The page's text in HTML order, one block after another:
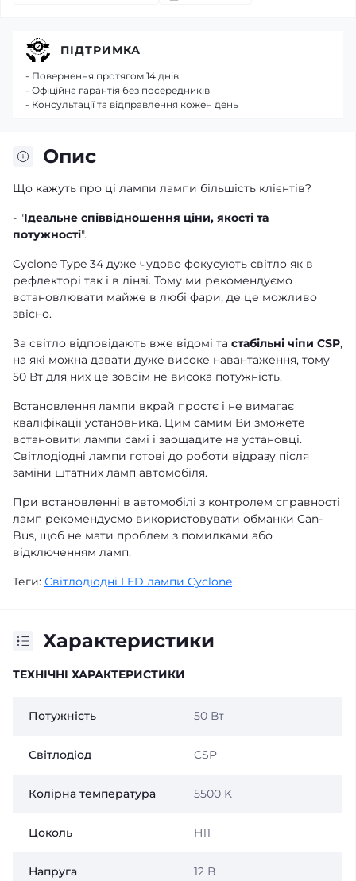
Опис
Що кажуть про ці лампи лампи більшість клієнтів?
- "Ідеальне співвідношення ціни, якості та
потужності".
Cyclone Type 34 дуже чудово фокусують світло як в
рефлекторі так і в лінзі. Тому ми рекомендуємо
встановлювати майже в любі фари, де це можливо
звісно.
За світло відповідають вже відомі та стабільні чіпи CSP,
на які можна давати дуже високе навантаження, тому
50 Вт для них це зовсім не висока потужність.
Встановлення лампи вкрай простє і не вимагає
кваліфікації установника. Цим самим Ви зможете
встановити лампи самі і заощадите на установці.
Світлодіодні лампи готові до роботи відразу після
заміни штатних ламп автомобіля.
При встановленні в автомобілі з контролем справності
ламп рекомендуємо використовувати обманки Can-
Bus, щоб не мати проблем з помилками або
відключенням ламп.
Теги: Світлодіодні LED лампи Cyclone
Характеристики
ТЕХНІЧНІ ХАРАКТЕРИСТИКИ
Потужність 50 Вт
Світлодіод CSP
Колірна температура 5500 K
Цоколь H11
Напруга 12 В
ПІДТРИМКА
- Повернення протягом 14 днів
- Офіційна гарантія без посередників
- Консультації та відправлення кожен день